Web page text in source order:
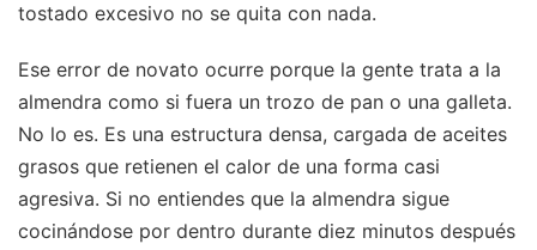
tostado excesivo no se quita con nada.
Ese error de novato ocurre porque la gente trata a la
almendra como si fuera un trozo de pan o una galleta.
No lo es. Es una estructura densa, cargada de aceites
grasos que retienen el calor de una forma casi
agresiva. Si no entiendes que la almendra sigue
cocinándose por dentro durante diez minutos después